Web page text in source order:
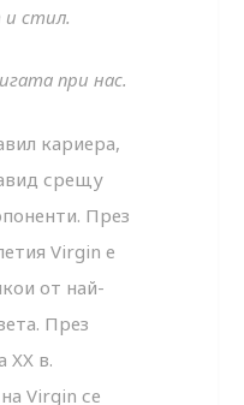
стил.
при нас.
кариера,
срещу
През
Virgin е
от най-
През
XX в.
Virgin се